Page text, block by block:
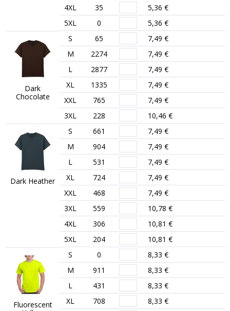
4XL
35
5,36 €
5XL
0 5,36 €
Dark
Chocolate
S 65
7,49 €
M
2274
7,49 €
L
2877
7,49 €
XL
1335
7,49 €
XXL
765
7,49 €
3XL
228 10,46 €
Dark Heather
S 661
7,49 €
M
904
7,49 €
L
531
7,49 €
XL
724
7,49 €
XXL
468
7,49 €
3XL
559
10,78 €
4XL
306
10,81 €
5XL
204 10,81 €
Fluorescent
S 0
8,33 €
M
911
8,33 €
L
431
8,33 €
XL
708
8,33 €